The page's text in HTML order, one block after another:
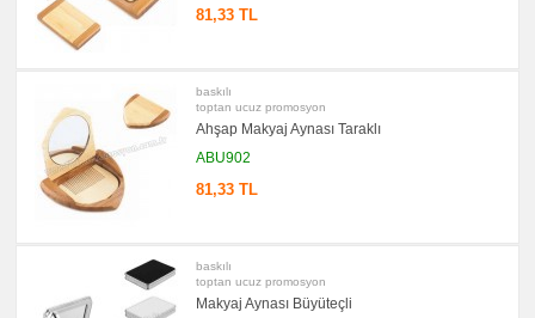
81,33 TL
baskılı
toptan ucuz promosyon
Ahşap Makyaj Aynası Taraklı
ABU902
81,33 TL
baskılı
toptan ucuz promosyon
Makyaj Aynası Büyüteçli